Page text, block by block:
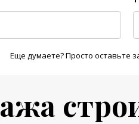
Еще думаете? Просто оставьте